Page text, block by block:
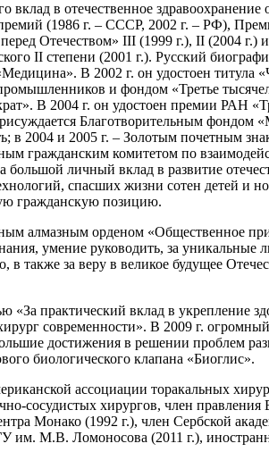
вклад в отечественное
(1986 г. – СССР, 2002 г. – РФ),
Отечеством» III (1999 г.), II (2004
II степени (2001 г.). Русский
В 2002 г. он удостоен
и фондом «Третье
В 2004 г. он удостоен премии РАН
Благотворительным фондом
в 2004 и 2005 г. – Золотым почетным
гражданским комитетом по
большой личный вклад в развитие
спасших жизни сотен детей и
гражданскую позицию.
алмазным орденом «Общественное
умение руководить, за уникальные
в также за веру в великое будущее
«За практический вклад в укрепление
современности». В 2009 г.
достижения в решении проблем
биологического клапана «Биоглис».
ассоциации торакальных
сосудистых хирургов, член
Монако (1992 г.), член Сербской
М.В. Ломоносова (2011 г.),